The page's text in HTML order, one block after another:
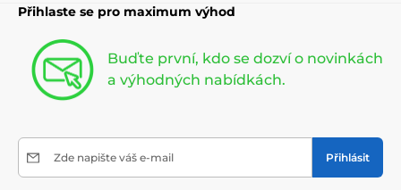
Přihlaste se pro maximum výhod
Buďte první, kdo se dozví o novinkách
a výhodných nabídkách.
Zde napište váš e-mail Přihlásit